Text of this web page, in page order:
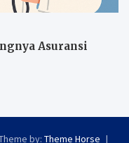
Asuransi
by: Theme Horse